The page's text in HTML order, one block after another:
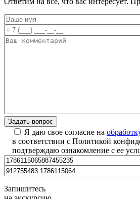
Я даю свое согласие на
в соответствии с Политикой
подтверждаю ознакомление с ее
Запишитесь